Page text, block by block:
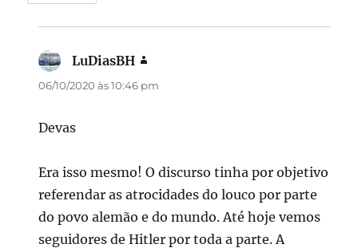
LuDiasBH
06/10/2020 às 10:46 pm
Devas
Era isso mesmo! O discurso tinha por objetivo
referendar as atrocidades do louco por parte
do povo alemão e do mundo. Até hoje vemos
seguidores de Hitler por toda a parte. A